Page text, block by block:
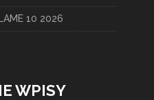
10 2026
WPISY